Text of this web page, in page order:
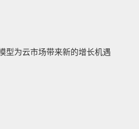
型为云市场带来新的增长机遇